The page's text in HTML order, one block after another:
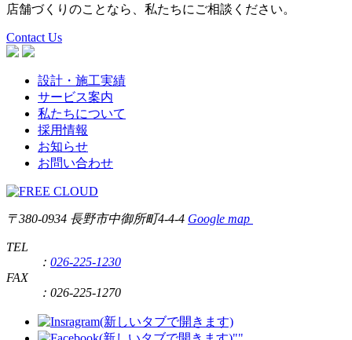
店舗づくりのことなら、私たちにご相談ください。
Contact Us
設計・施工実績
サービス案内
私たちについて
採用情報
お知らせ
お問い合わせ
〒380-0934 長野市中御所町4-4-4 Google map
TEL
： 026-225-1230
FAX
： 026-225-1270